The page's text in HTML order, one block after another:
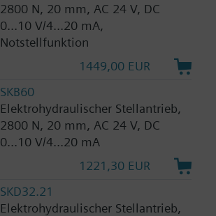
2800 N, 20 mm, AC 24 V, DC
0...10 V/4...20 mA,
Notstellfunktion
1449,00 EUR
SKB60
Elektrohydraulischer Stellantrieb,
2800 N, 20 mm, AC 24 V, DC
0...10 V/4...20 mA
1221,30 EUR
SKD32.21
Elektrohydraulischer Stellantrieb,